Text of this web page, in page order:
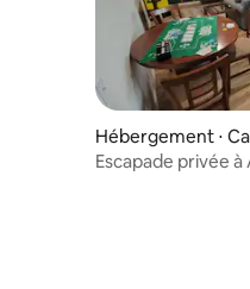
Hébergement ⋅
Escapade privée